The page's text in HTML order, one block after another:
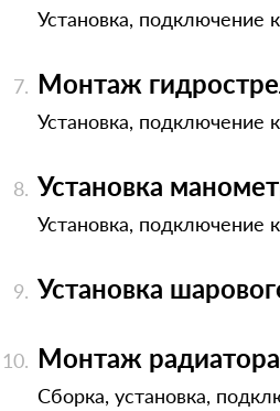
Установка, подключение
Монтаж
Установка, подключение
Установка
Установка, подключение
Установка
Монтаж
Сборка, установка,